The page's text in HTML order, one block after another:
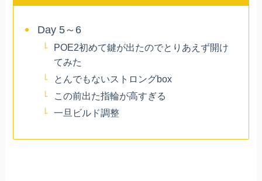
Day 5～6
POE2初めて鍵が出たのでとりあえず開け
てみた
とんでもないストロングbox
この前出た指輪が高すぎる
一旦ビルド調整